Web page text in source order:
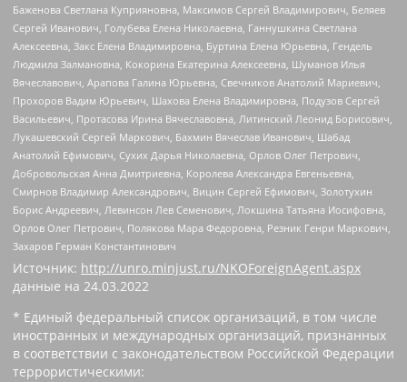
Баженова Светлана Куприяновна, Максимов Сергей Владимирович, Беляев
Сергей Иванович, Голубева Елена Николаевна, Ганнушкина Светлана
Алексеевна, Закс Елена Владимировна, Буртина Елена Юрьевна, Гендель
Людмила Залмановна, Кокорина Екатерина Алексеевна, Шуманов Илья
Вячеславович, Арапова Галина Юрьевна, Свечников Анатолий Мариевич,
Прохоров Вадим Юрьевич, Шахова Елена Владимировна, Подузов Сергей
Васильевич, Протасова Ирина Вячеславовна, Литинский Леонид Борисович,
Лукашевский Сергей Маркович, Бахмин Вячеслав Иванович, Шабад
Анатолий Ефимович, Сухих Дарья Николаевна, Орлов Олег Петрович,
Добровольская Анна Дмитриевна, Королева Александра Евгеньевна,
Смирнов Владимир Александрович, Вицин Сергей Ефимович, Золотухин
Борис Андреевич, Левинсон Лев Семенович, Локшина Татьяна Иосифовна,
Орлов Олег Петрович, Полякова Мара Федоровна, Резник Генри Маркович,
Захаров Герман Константинович
Источник: http://unro.minjust.ru/NKOForeignAgent.aspx
данные на 24.03.2022
* Единый федеральный список организаций, в том числе
иностранных и международных организаций, признанных
в соответствии с законодательством Российской Федерации
террористическими: